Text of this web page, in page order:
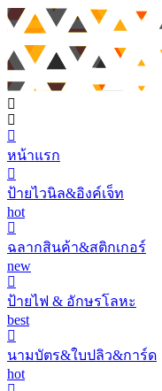
หน้าแรก
ป้ายไวนิล&อิงค์เจ็ท
hot
ฉลากสินค้า&สติกเกอร์
new
ป้ายไฟ & อักษรโลหะ
best
นามบัตร&ใบปลิว&การ์ด
hot